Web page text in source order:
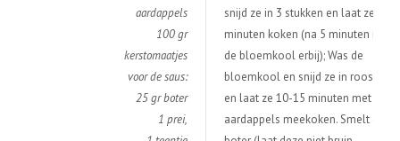
aardappels
100 gr
kerstomaatjes
voor de saus:
25 gr boter
1 prei,
snijd ze in 3 stukken en laat ze 20
minuten koken (na 5 minuten mag
de bloemkool erbij); Was de
bloemkool en snijd ze in roosjes
en laat ze 10-15 minuten met de
aardappels meekoken. Smelt de